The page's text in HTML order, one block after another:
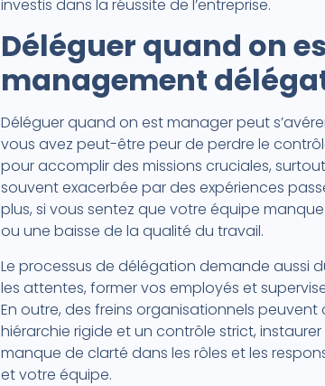
investis dans la réussite de l’entreprise.
Déléguer quand on
management
Déléguer quand on est manager peut
vous avez peut-être peur de perdre le
pour accomplir des missions cruciales,
souvent exacerbée par des expériences
plus, si vous sentez que votre équipe
ou une baisse de la qualité du travail.
Le processus de délégation demande aussi
les attentes, former vos employés et
En outre, des freins organisationnels
hiérarchie rigide et un contrôle strict,
manque de clarté dans les rôles et les
et votre équipe.